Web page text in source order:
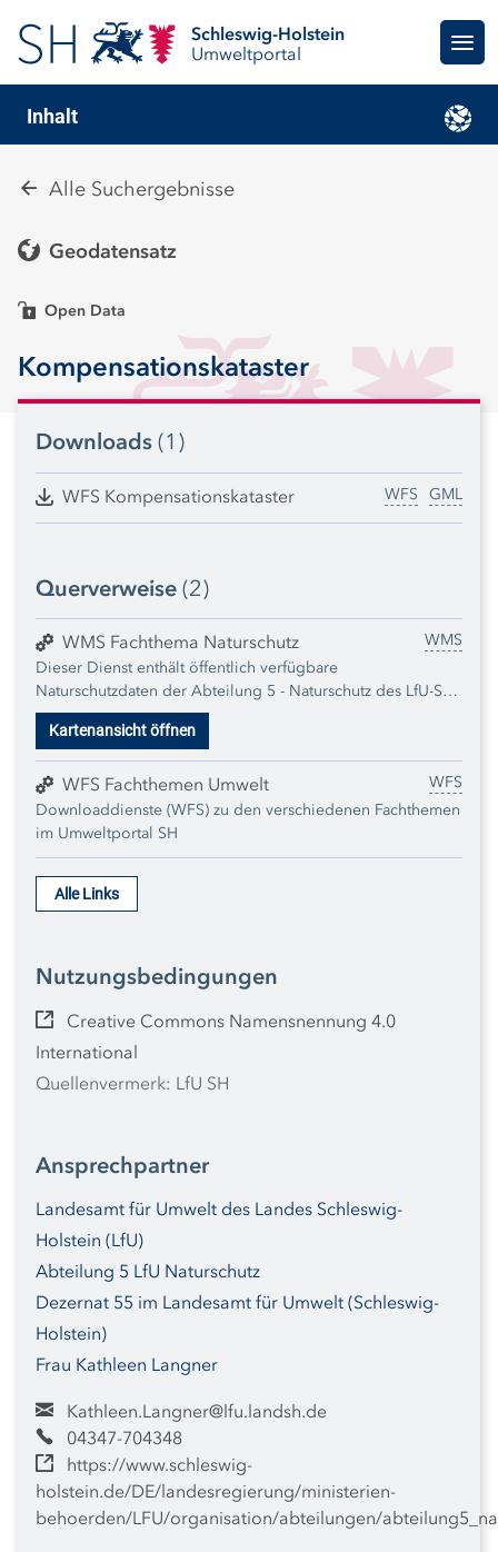
Schleswig-Holstein
Umweltportal
Alle Suchergebnisse
Geodatensatz
Open Data
Kompensationskataster
Inhalt
Downloads (1)
GML
WFS
WFS Kompensationskataster
Querverweise (2)
WMS
WMS Fachthema Naturschutz
Dieser Dienst enthält öffentlich verfügbare
Naturschutzdaten der Abteilung 5 - Naturschutz des LfU-SH.
Informationen zu den einzelnen Karten können jeweils den
zugehörigen Metadaten zu den einzelnen Datensätzen
entnommen werden. Der Dienst wird regelmäßig um neu
publizierte Daten erweitert.
Kartenansicht öffnen
WFS
WFS Fachthemen Umwelt
Downloaddienste (WFS) zu den verschiedenen Fachthemen
im Umweltportal SH
Alle Links
Nutzungsbedingungen
Creative Commons Namensnennung 4.0
International
Quellenvermerk: LfU SH
Ansprechpartner
Landesamt für Umwelt des Landes Schleswig-
Holstein (LfU)
Abteilung 5 LfU Naturschutz
Dezernat 55 im Landesamt für Umwelt (Schleswig-
Holstein)
Frau Kathleen Langner
Kathleen.Langner@lfu.landsh.de
04347-704348
https://www.schleswig-
holstein.de/DE/landesregierung/ministerien-
behoerden/LFU/organisation/abteilungen/